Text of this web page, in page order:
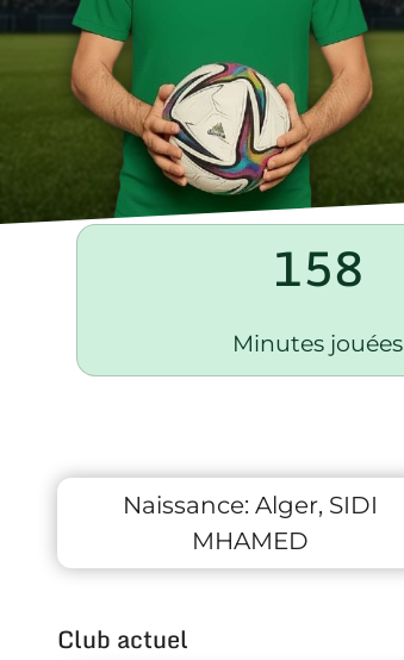
158
Minutes jouées
Naissance: Alger, SIDI
MHAMED
Club actuel